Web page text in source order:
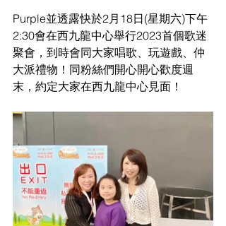
Purple並透露快於2月18日(星期六)下午
2:30會在西九龍中心舉行2023首個歌迷
聚會，到時會同大家唱歌、玩遊戲、仲
大派禮物！同粉絲們開心開心歡度週
末，約定大家在西九龍中心見面！